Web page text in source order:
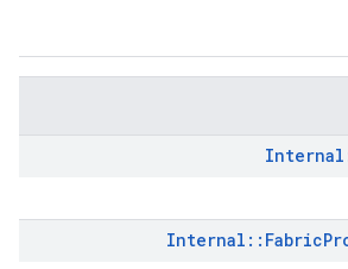
Internal
Internal :: Fabric